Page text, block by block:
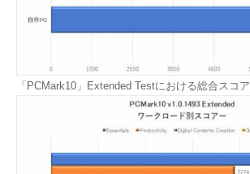
「PCMark10」Extended Testにおける総合スコア